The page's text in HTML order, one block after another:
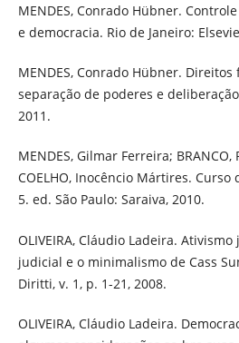
MENDES, Conrado Hübner.
e democracia. Rio de Janeiro:
MENDES, Conrado Hübner.
separação de poderes e
2011.
MENDES, Gilmar Ferreira;
COELHO, Inocêncio Mártires.
5. ed. São Paulo: Saraiva, 2010.
OLIVEIRA, Cláudio Ladeira.
judicial e o minimalismo de Cass
Diritti, v. 1, p. 1-21, 2008.
OLIVEIRA, Cláudio Ladeira.